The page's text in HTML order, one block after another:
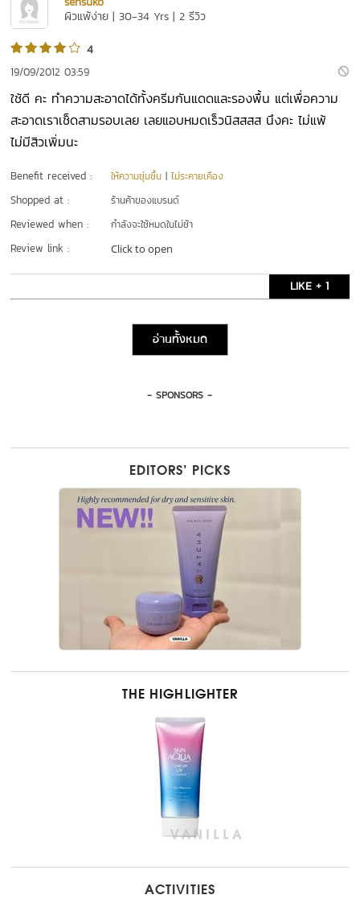
ผิวแพ้ง่าย | 30-34 Yrs | 2 รีวิว
4
19/09/2012 03:59
ใช้ดี คะ ทำความสะอาดได้ทั้งครีมกันแดดและรองพื้น แต่เพื่อความ
สะอาดเราเช็ดสามรอบเลย เลยแอบหมดเร็วนิสสสส นึงคะ ไม่แพ้
ไม่มีสิวเพิ่มนะ
Benefit received : ให้ความชุ่มชื้น |ไม่ระคายเคือง
Shopped at : ร้านค้าของแบรนด์
Reviewed when : กำลังจะใช้หมดในไม่ช้า
Review link : Click to open
LIKE + 1
อ่านทั้งหมด
- SPONSORS -
EDITORS’ PICKS
THE HIGHLIGHTER
ACTIVITIES